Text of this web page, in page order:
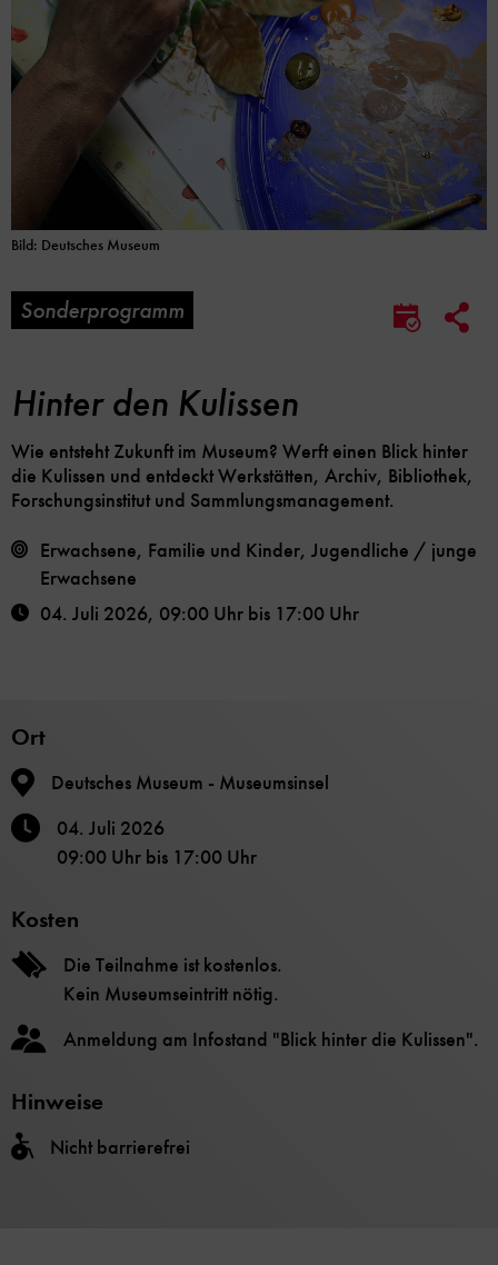
Bild: Deutsches Museum
Sonderprogramm
Hinter den Kulissen
Wie entsteht Zukunft im Museum? Werft einen Blick hinter
die Kulissen und entdeckt Werkstätten, Archiv, Bibliothek,
Forschungsinstitut und Sammlungsmanagement.
Erwachsene, Familie und Kinder, Jugendliche / junge
Erwachsene
04. Juli 2026, 09:00 Uhr bis 17:00 Uhr
Ort
Deutsches Museum - Museumsinsel
04. Juli 2026
09:00 Uhr bis 17:00 Uhr
Kosten
Die Teilnahme ist kostenlos.
Kein Museumseintritt nötig.
Anmeldung am Infostand "Blick hinter die Kulissen".
Hinweise
Nicht barrierefrei